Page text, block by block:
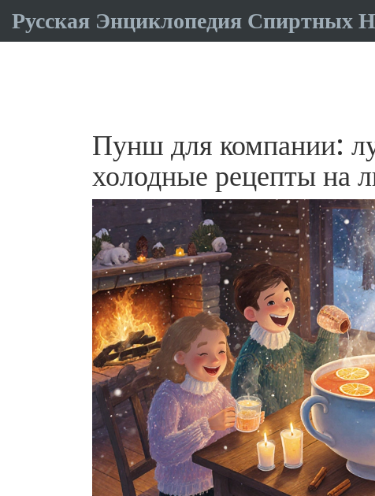
Русская Энциклопедия Спиртных
Пунш для компании:
холодные рецепты на